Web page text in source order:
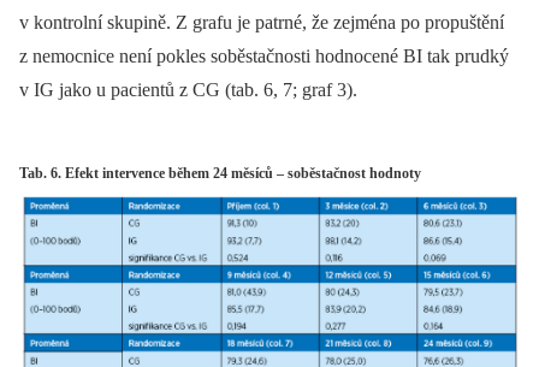
v kontrolní skupině. Z grafu je patrné, že zejména po propuštění
z nemocnice není pokles soběstačnosti hodnocené BI tak prudký
v IG jako u pacientů z CG (tab. 6, 7; graf 3).
Tab. 6. Efekt intervence během 24 měsíců – soběstačnost hodnoty